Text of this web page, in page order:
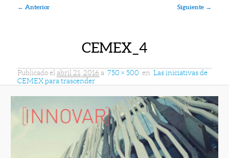
Navegador de imágenes
← Anterior Siguiente →
CEMEX_4
Publicado el abril 21, 2016 a 750 × 500 en Las iniciativas de
CEMEX para trascender